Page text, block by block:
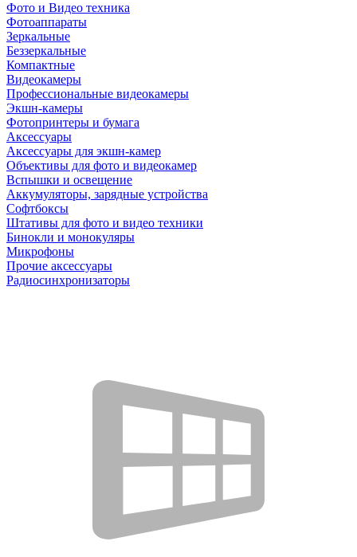
Фото и Видео техника
Фотоаппараты
Зеркальные
Беззеркальные
Компактные
Видеокамеры
Профессиональные видеокамеры
Экшн-камеры
Фотопринтеры и бумага
Аксессуары
Аксессуары для экшн-камер
Объективы для фото и видеокамер
Вспышки и освещение
Аккумуляторы, зарядные устройства
Софтбоксы
Штативы для фото и видео техники
Бинокли и монокуляры
Микрофоны
Прочие аксессуары
Радиосинхронизаторы